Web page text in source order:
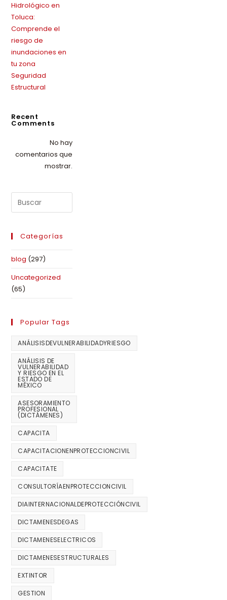
Hidrológico en
Toluca:
Comprende el
riesgo de
inundaciones en
tu zona
Seguridad
Estructural
Recent
Comments
No hay
comentarios que
mostrar.
Categorías
blog (297)
Uncategorized
(65)
Popular Tags
ANÁLISISDEVULNERABILIDADYRIESGO
ANÁLISIS DE
VULNERABILIDAD
Y RIESGO EN EL
ESTADO DE
MÉXICO
ASESORAMIENTO
PROFESIONAL
(DICTÁMENES)
CAPACITA
CAPACITACIONENPROTECCIONCIVIL
CAPACITATE
CONSULTORÍAENPROTECCIONCIVIL
DIAINTERNACIONALDEPROTECCIÓNCIVIL
DICTAMENESDEGAS
DICTAMENESELECTRICOS
DICTAMENESESTRUCTURALES
EXTINTOR
GESTION